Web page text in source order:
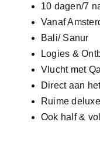
10 dagen/7
Vanaf
Bali/ Sanur
Logies &
Vlucht met
Direct aan
Ruime
Ook half &